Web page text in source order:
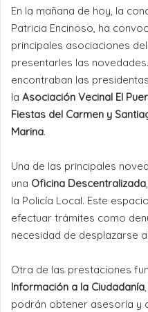
En la mañana de hoy, la
Patricia Encinoso, ha
principales asociaciones
presentarles las
encontraban las
la Asociación Vecinal El
Fiestas del Carmen y
Marina.
Una de las principales
una Oficina Descentralizada
la Policía Local. Este
efectuar trámites como
necesidad de desplazarse
Otra de las prestaciones
Información a la Ciudadanía
podrán obtener asesoría y